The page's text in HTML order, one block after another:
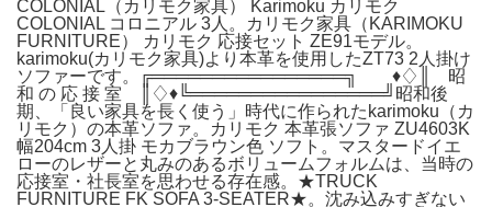
COLONIAL（カリモク家具） Karimoku カリモク
COLONIAL コロニアル 3人。カリモク家具（KARIMOKU
FURNITURE） カリモク 応接セット ZE91モデル。
karimoku(カリモク家具)より本革を使用したZT73 2人掛け
ソファーです。╔════════════════╗ ♦︎♢║ 昭
和 の 応 接 室 ║♢♦︎╚════════════════╝昭和後
期、「良い家具を長く使う」時代に作られたkarimoku（カ
リモク）の本革ソファ。カリモク 本革張ソファ ZU4603K
幅204cm 3人掛 モカブラウン色 ソフト。マスタードイエ
ローのレザーと丸みのあるボリュームフォルムは、当時の
応接室・社長室を思わせる存在感。★TRUCK
FURNITURE FK SOFA 3-SEATER★。沈み込みすぎない